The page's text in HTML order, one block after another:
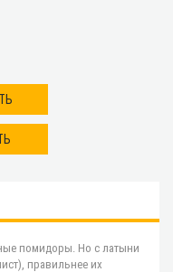
помидоры. Но с латыни
правильнее их